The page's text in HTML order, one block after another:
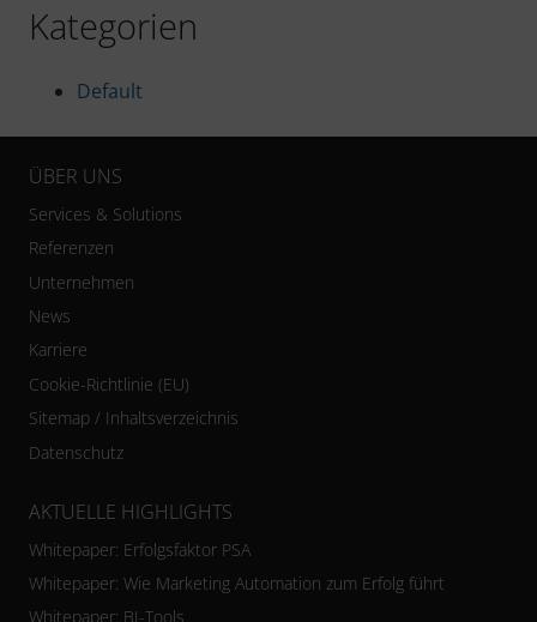
Kategorien
Default
ÜBER UNS
Services & Solutions
Referenzen
Unternehmen
News
Karriere
Cookie-Richtlinie (EU)
Sitemap / Inhaltsverzeichnis
Datenschutz
AKTUELLE HIGHLIGHTS
Whitepaper: Erfolgsfaktor PSA
Whitepaper: Wie Marketing Automation zum Erfolg führt
Whitepaper: BI-Tools